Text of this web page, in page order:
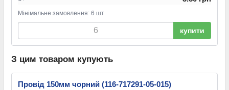
Мінімальне замовлення: 6 шт
купити
З цим товаром купують
Провід 150мм чорний (116-717291-05-015)